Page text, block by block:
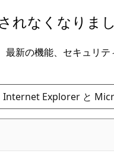
れなくなりまし
新の機能、セキュリ
Internet Explorer と